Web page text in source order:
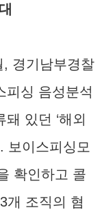
, 경기남부경찰
피싱 음성분석
있던 ‘해외
보이스피싱모
확인하고 콜
개 조직의 혐